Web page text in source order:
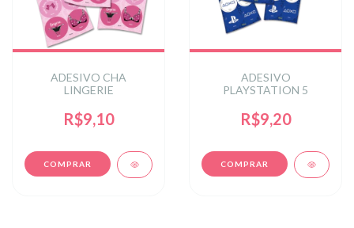
ADESIVO CHA
LINGERIE
R$9,10
ADESIVO
PLAYSTATION 5
R$9,20